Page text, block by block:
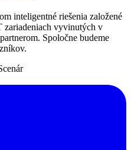
inteligentné riešenia založené
zariadeniach vyvinutých v
Spoločne budeme